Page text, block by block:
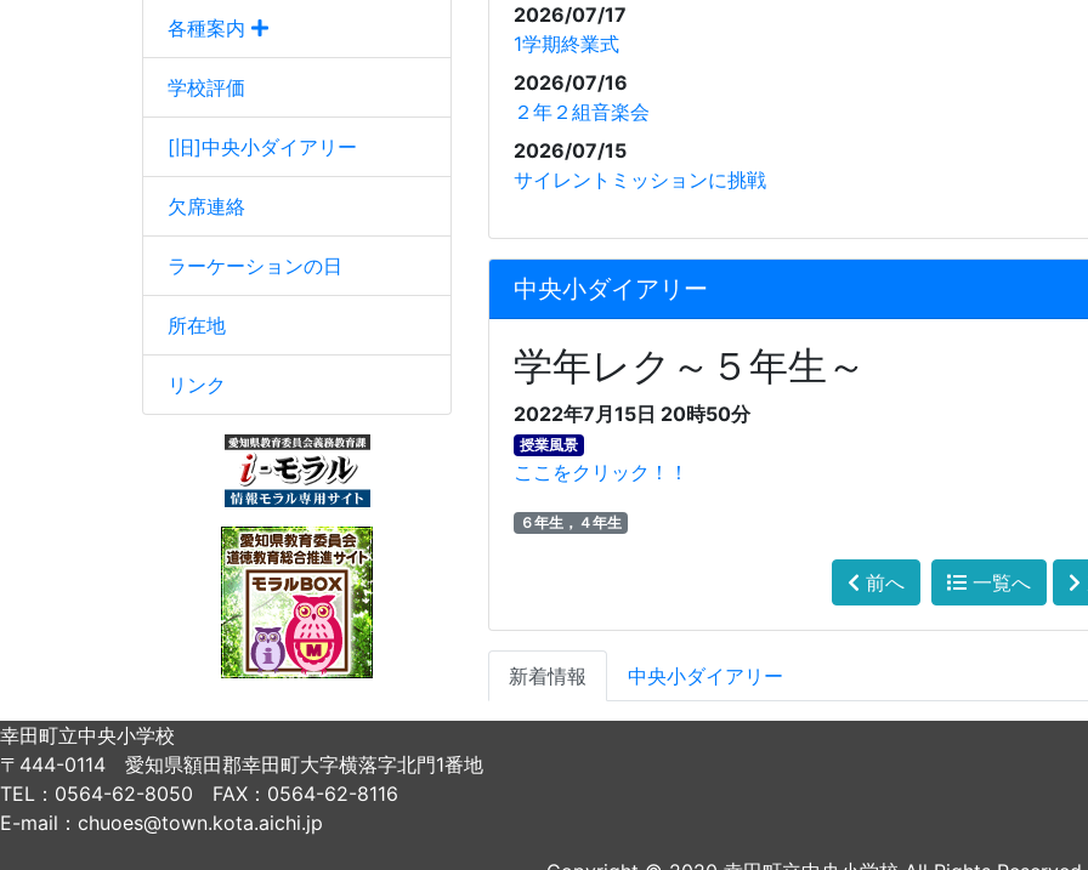
各種案内
学校評価
[旧]中央小ダイアリー
欠席連絡
ラーケーションの日
所在地
リンク
2026/07/17
1学期終業式
2026/07/16
２年２組音楽会
2026/07/15
サイレントミッションに挑戦
中央小ダイアリー
学年レク～５年生～
2022年7月15日 20時50分
授業風景
ここをクリック！！
６年生，４年生
前へ 一覧へ
新着情報 中央小ダイアリー
幸田町立中央小学校
〒444-0114 愛知県額田郡幸田町大字横落字北門1番地
TEL：0564-62-8050 FAX：0564-62-8116
E-mail：chuoes@town.kota.aichi.jp